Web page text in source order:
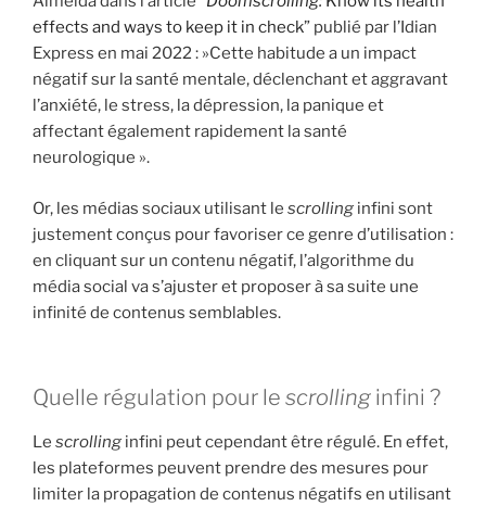
effects and ways to keep it in check” publié par l’Idian
Express en mai 2022 : »Cette habitude a un impact
négatif sur la santé mentale, déclenchant et aggravant
l’anxiété, le stress, la dépression, la panique et
affectant également rapidement la santé
neurologique ».
Or, les médias sociaux utilisant le scrolling infini sont
justement conçus pour favoriser ce genre d’utilisation :
en cliquant sur un contenu négatif, l’algorithme du
média social va s’ajuster et proposer à sa suite une
infinité de contenus semblables.
Quelle régulation pour le scrolling infini ?
Le scrolling infini peut cependant être régulé. En effet,
les plateformes peuvent prendre des mesures pour
limiter la propagation de contenus négatifs en utilisant